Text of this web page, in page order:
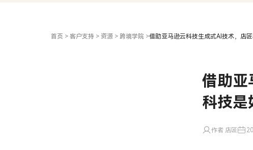
首页 > 客户支持 > 资源 > 跨境学院 >借助亚马逊云科技生成式AI技术，店
借助亚
科技是
作者 店匠